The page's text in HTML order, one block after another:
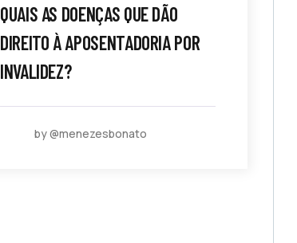
QUAIS AS DOENÇAS QUE DÃO
DIREITO À APOSENTADORIA POR
INVALIDEZ?
by @menezesbonato